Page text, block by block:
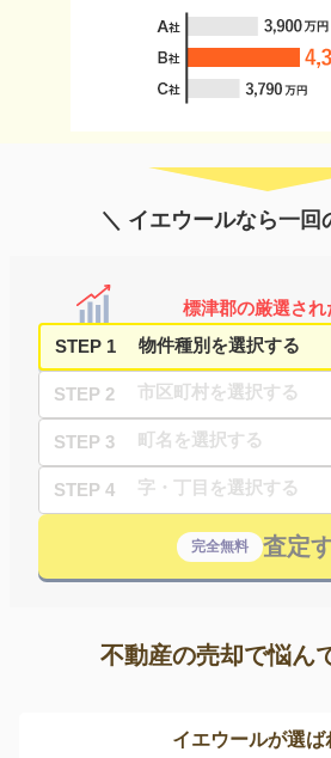
＼ イエウールなら一回
標津郡の厳選さ
STEP 1
STEP 2
STEP 3
STEP 4
完全無料 査定
不動産の売却で悩ん
イエウールが選ば